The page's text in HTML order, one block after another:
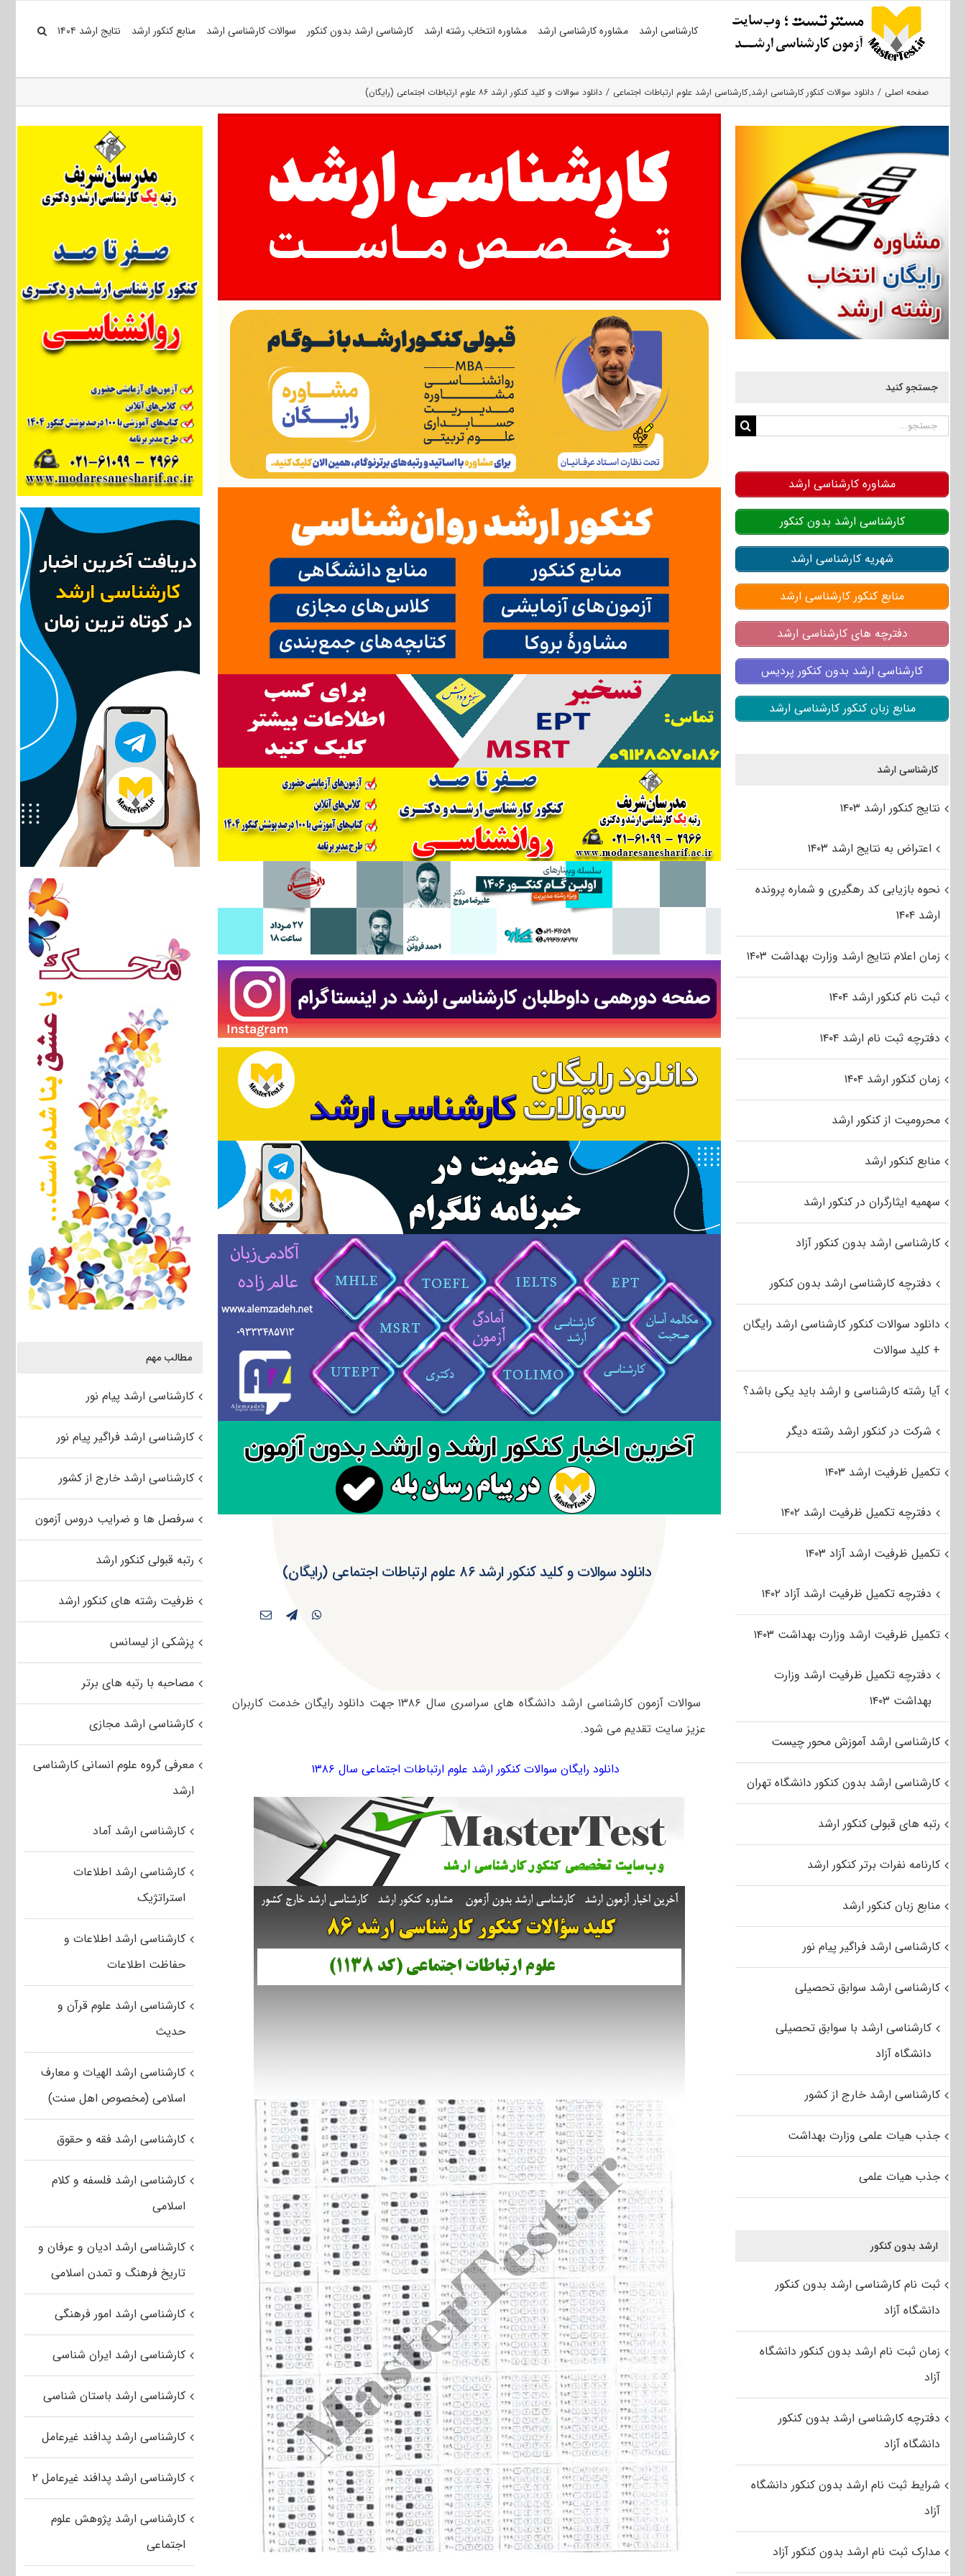
کارشناسی ارشد مشاوره کارشناسی ارشد مشاوره انتخاب رشته ارشد کارشناسی ارشد بدون کنکور سوالات کارشناسی ارشد منابع کنکور ارشد نتایج ارشد ۱۴۰۴
صفحه اصلی دانلود سوالات کنکور کارشناسی ارشد کارشناسی ارشد علوم ارتباطات اجتماعی دانلود سوالات و کلید کنکور ارشد ۸۶ علوم ارتباطات اجتماعی (رایگان)
دانلود سوالات و کلید کنکور ارشد ۸۶ علوم ارتباطات اجتماعی (رایگان)
سوالات آزمون کارشناسی ارشد دانشگاه های سراسری سال ۱۳۸۶ جهت دانلود رایگان خدمت کاربران
عزیز سایت تقدیم می شود.
دانلود رایگان سوالات کنکور ارشد علوم ارتباطات اجتماعی سال ۱۳۸۶
مطالب مهم
کارشناسی ارشد پیام نور
کارشناسی ارشد فراگیر پیام نور
کارشناسی ارشد خارج از کشور
سرفصل ها و ضرایب دروس آزمون
رتبه قبولی کنکور ارشد
ظرفیت رشته های کنکور ارشد
پزشکی از لیسانس
مصاحبه با رتبه های برتر
کارشناسی ارشد مجازی
معرفی گروه علوم انسانی کارشناسی
ارشد
کارشناسی ارشد آماد
کارشناسی ارشد اطلاعات
استراتژیک
کارشناسی ارشد اطلاعات و
حفاظت اطلاعات
کارشناسی ارشد علوم قرآن و
حدیث
کارشناسی ارشد الهیات و معارف
اسلامی (مخصوص اهل سنت)
کارشناسی ارشد فقه و حقوق
کارشناسی ارشد فلسفه و کلام
اسلامی
کارشناسی ارشد ادیان و عرفان و
تاریخ فرهنگ و تمدن اسلامی
کارشناسی ارشد امور فرهنگی
کارشناسی ارشد ایران شناسی
کارشناسی ارشد باستان شناسی
کارشناسی ارشد پدافند غیرعامل
کارشناسی ارشد پدافند غیرعامل ۲
کارشناسی ارشد پژوهش علوم
اجتماعی
جستجو کنید
جستجو
مشاوره کارشناسی ارشد
کارشناسی ارشد بدون کنکور
شهریه کارشناسی ارشد
منابع کنکور کارشناسی ارشد
دفترچه های کارشناسی ارشد
کارشناسی ارشد بدون کنکور پردیس
منابع زبان کنکور کارشناسی ارشد
کارشناسی ارشد
نتایج کنکور ارشد ۱۴۰۳
اعتراض به نتایج ارشد ۱۴۰۳
نحوه بازیابی کد رهگیری و شماره پرونده
ارشد ۱۴۰۴
زمان اعلام نتایج ارشد وزارت بهداشت ۱۴۰۳
ثبت نام کنکور ارشد ۱۴۰۴
دفترچه ثبت نام ارشد ۱۴۰۴
زمان کنکور ارشد ۱۴۰۴
محرومیت از کنکور ارشد
منابع کنکور ارشد
سهمیه ایثارگران در کنکور ارشد
کارشناسی ارشد بدون کنکور آزاد
دفترچه کارشناسی ارشد بدون کنکور
دانلود سوالات کنکور کارشناسی ارشد رایگان
+ کلید سوالات
آیا رشته کارشناسی و ارشد باید یکی باشد؟
شرکت در کنکور ارشد رشته دیگر
تکمیل ظرفیت ارشد ۱۴۰۳
دفترچه تکمیل ظرفیت ارشد ۱۴۰۲
تکمیل ظرفیت ارشد آزاد ۱۴۰۳
دفترچه تکمیل ظرفیت ارشد آزاد ۱۴۰۲
تکمیل ظرفیت ارشد وزارت بهداشت ۱۴۰۳
دفترچه تکمیل ظرفیت ارشد وزارت
بهداشت ۱۴۰۳
کارشناسی ارشد آموزش محور چیست
کارشناسی ارشد بدون کنکور دانشگاه تهران
رتبه های قبولی کنکور ارشد
کارنامه نفرات برتر کنکور ارشد
منابع زبان کنکور ارشد
کارشناسی ارشد فراگیر پیام نور
کارشناسی ارشد سوابق تحصیلی
کارشناسی ارشد با سوابق تحصیلی
دانشگاه آزاد
کارشناسی ارشد خارج از کشور
جذب هیات علمی وزارت بهداشت
جذب هیات علمی
ارشد بدون کنکور
ثبت نام کارشناسی ارشد بدون کنکور
دانشگاه آزاد
زمان ثبت نام ارشد بدون کنکور دانشگاه
آزاد
دفترچه کارشناسی ارشد بدون کنکور
دانشگاه آزاد
شرایط ثبت نام ارشد بدون کنکور دانشگاه
آزاد
مدارک ثبت نام ارشد بدون کنکور آزاد